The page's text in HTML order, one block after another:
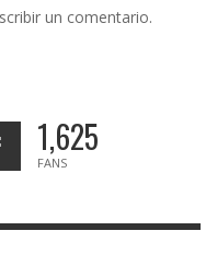
un comentario.
1,625
FANS